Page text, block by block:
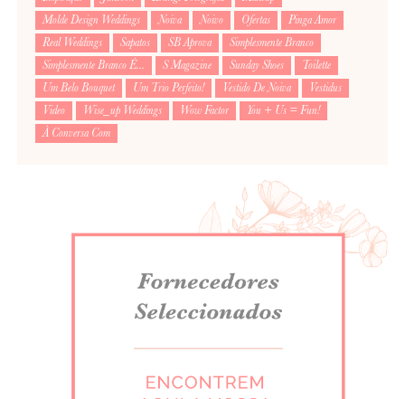
Molde Design Weddings
Noiva Noivo Ofertas
Pinga Amor
Real Weddings
Sapatos SB Aprova
Simplesmente Branco
Simplesmente Branco É...
S Magazine Sunday Shoes
Toilette
Um Belo Bouquet
Um Trio Perfeito! Vestido De Noiva
Vestidus
Video
Wise_up Weddings Wow Factor
You + Us = Fun!
À Conversa Com